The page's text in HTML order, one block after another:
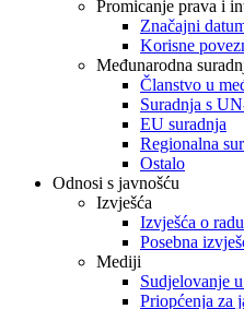
Promicanje prava i
Značajni
Korisne
Međunarodna
Članstvo u
Suradnja s
EU suradnja
Regionalna
Ostalo
Odnosi s javnošću
Izvješća
Izvješća o radu
Posebna
Mediji
Sudjelovanje
Priopćenja za